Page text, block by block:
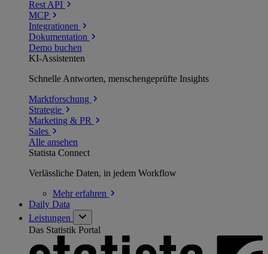
Rest API
MCP
Integrationen
Dokumentation
Demo buchen
KI-Assistenten
Schnelle Antworten, menschengeprüfte Insights
Marktforschung
Strategie
Marketing & PR
Sales
Alle ansehen
Statista Connect
Verlässliche Daten, in jedem Workflow
Mehrerfahren
Daily Data
Leistungen
Das Statistik Portal